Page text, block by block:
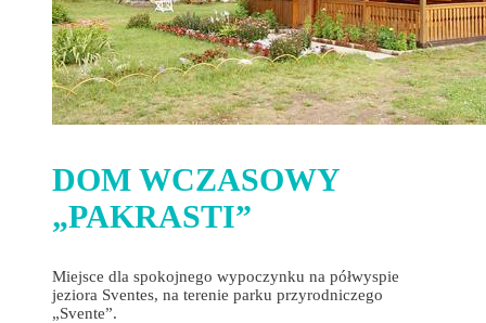
DOM WCZASOWY
„PAKRASTI”
Miejsce dla spokojnego wypoczynku na półwyspie
jeziora Sventes, na terenie parku przyrodniczego
„Svente”.